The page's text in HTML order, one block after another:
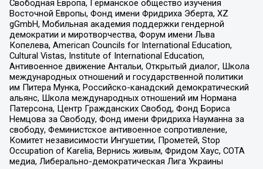
Свободная Европа, Германское общество изучения
Восточной Европы, Фонд имени Фридриха Эберта, XZ
gGmbH, Мобильная академия поддержки гендерной
демократии и миротворчества, Форум имени Льва
Копелева, American Councils for International Education,
Cultural Vistas, Institute of International Education,
Антивоенное движение Антальи, Открытый диалог, Школа
международных отношений и государственной политики
им Питера Мунка, Российско-канадский демократический
альянс, Школа международных отношений им Нормана
Патерсона, Центр Гражданских Свобод, Фонд Бориса
Немцова за Свободу, Фонд имени Фридриха Науманна за
свободу, Феминистское антивоенное сопротивление,
Комитет независимости Ингушетии, Прометей, Stop
Occupation of Karelia, Вернись живым, Фридом Хаус, СОТА
медиа, Либерально-демократическая Лига Украины